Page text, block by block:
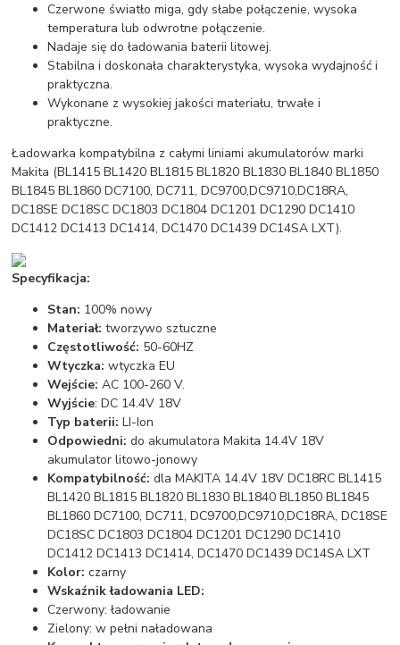
Czerwone światło miga, gdy słabe połączenie, wysoka
temperatura lub odwrotne połączenie.
Nadaje się do ładowania baterii litowej.
Stabilna i doskonała charakterystyka, wysoka wydajność i
praktyczna.
Wykonane z wysokiej jakości materiału, trwałe i
praktyczne.
Ładowarka kompatybilna z całymi liniami akumulatorów marki
Makita (BL1415 BL1420 BL1815 BL1820 BL1830 BL1840 BL1850
BL1845 BL1860 DC7100, DC711, DC9700,DC9710,DC18RA,
DC18SE DC18SC DC1803 DC1804 DC1201 DC1290 DC1410
DC1412 DC1413 DC1414, DC1470 DC1439 DC14SA LXT).
Specyfikacja:
Stan: 100% nowy
Materiał: tworzywo sztuczne
Częstotliwość: 50-60HZ
Wtyczka: wtyczka EU
Wejście: AC 100-260 V.
Wyjście: DC 14.4V 18V
Typ baterii: LI-Ion
Odpowiedni: do akumulatora Makita 14.4V 18V
akumulator litowo-jonowy
Kompatybilność: dla MAKITA 14.4V 18V DC18RC BL1415
BL1420 BL1815 BL1820 BL1830 BL1840 BL1850 BL1845
BL1860 DC7100, DC711, DC9700,DC9710,DC18RA, DC18SE
DC18SC DC1803 DC1804 DC1201 DC1290 DC1410
DC1412 DC1413 DC1414, DC1470 DC1439 DC14SA LXT
Kolor: czarny
Wskaźnik ładowania LED:
Czerwony: ładowanie
Zielony: w pełni naładowana